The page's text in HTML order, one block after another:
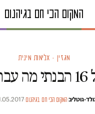
מגזין · אלימות מינית
גוטליב·המקום הכי חם בגיהנום·